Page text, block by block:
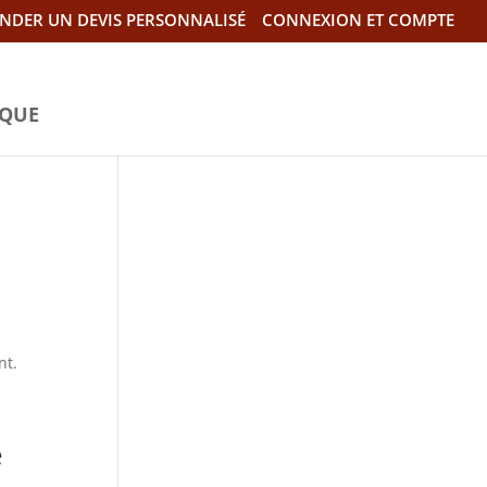
UN DEVIS PERSONNALISÉ CONNEXION ET COMPTE